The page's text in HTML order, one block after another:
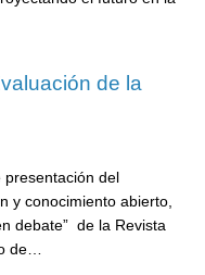
de la
presentación del
y conocimiento abierto,
debate” de la Revista
de…